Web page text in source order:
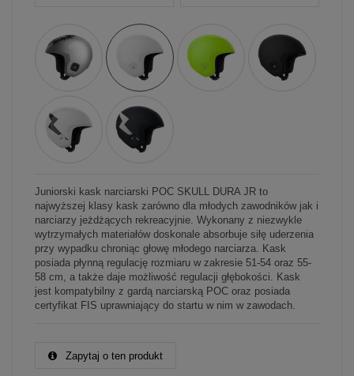
Juniorski kask narciarski POC SKULL DURA JR to
najwyższej klasy kask zarówno dla młodych zawodników jak i
narciarzy jeżdżących rekreacyjnie. Wykonany z niezwykle
wytrzymałych materiałów doskonale absorbuje siłę uderzenia
przy wypadku chroniąc głowę młodego narciarza. Kask
posiada płynną regulację rozmiaru w zakresie 51-54 oraz 55-
58 cm, a także daje możliwość regulacji głębokości. Kask
jest kompatybilny z gardą narciarską POC oraz posiada
certyfikat FIS uprawniający do startu w nim w zawodach.
Zapytaj o ten produkt